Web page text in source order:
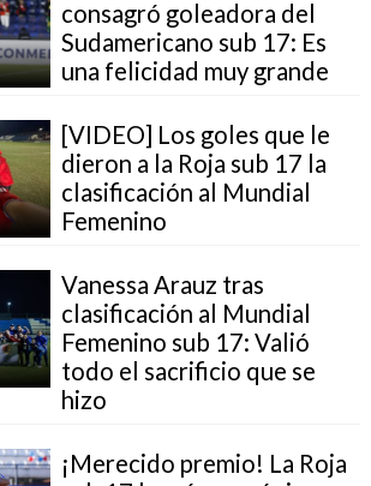
consagró goleadora del
Sudamericano sub 17: Es
una felicidad muy grande
[VIDEO] Los goles que le
dieron a la Roja sub 17 la
clasificación al Mundial
Femenino
Vanessa Arauz tras
clasificación al Mundial
Femenino sub 17: Valió
todo el sacrificio que se
hizo
¡Merecido premio! La Roja